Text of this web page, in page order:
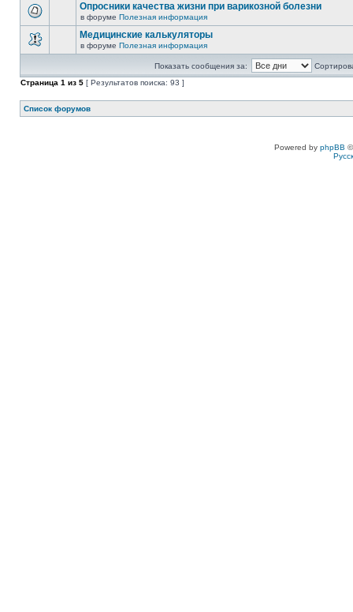
Опросники качества жизни при варикозной болезни
в форуме Полезная информация
Медицинские калькуляторы
в форуме Полезная информация
Показать сообщения за:
Страница 1 из 5 [ Результатов поиска: 93 ]
Список форумов
Powered by phpBB